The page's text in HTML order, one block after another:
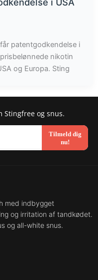
patentgodkendelse i
nikotin
og Europa. Sting
Stingfree og snus.
Tilmeld dig
nu!
med indbygget
og irritation af tandkødet.
og all-white snus.